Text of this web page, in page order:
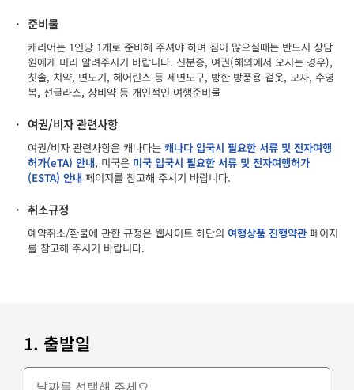
· 준비물
캐리어는 1인당 1개로 준비해 주셔야 하며 짐이 많으실때는 반드시 상담
원에게 미리 알려주시기 바랍니다. 신분증, 여권(해외에서 오시는 경우),
칫솔, 치약, 면도기, 헤어린스 등 세면도구, 방한 방풍용 겉옷, 모자, 수영
복, 선글라스, 상비약 등 개인적인 여행준비물
· 여권/비자 관련사항
여권/비자 관련사항은 캐나다는 캐나다 입국시 필요한 서류 및 전자여행
허가(eTA) 안내, 미국은 미국 입국시 필요한 서류 및 전자여행허가
(ESTA) 안내 페이지를 참고해 주시기 바랍니다.
· 취소규정
예약취소/환불에 관한 규정은 웹사이트 하단의 여행상품 진행약관 페이지
를 참고해 주시기 바랍니다.
1. 출발일